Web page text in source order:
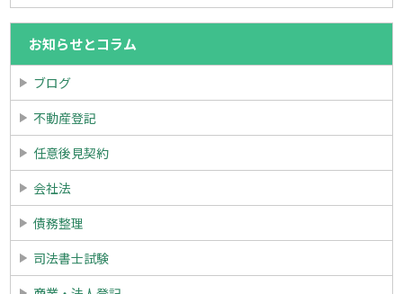
お知らせとコラム
ブログ
不動産登記
任意後見契約
会社法
債務整理
司法書士試験